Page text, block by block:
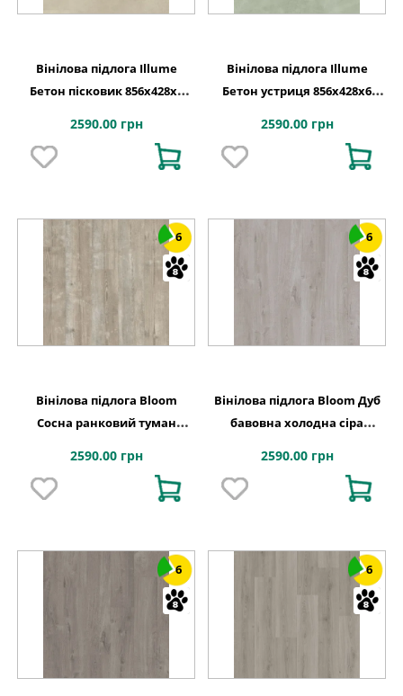
Вінілова підлога Illume
Бетон пісковик 856х428x6
2590.00 грн
Вінілова підлога Illume
Бетон устриця 856х428x6
2590.00 грн
6
Вінілова підлога Bloom
Сосна ранковий туман
2590.00 грн
6
Вінілова підлога Bloom Дуб
бавовна холодна сіра
2590.00 грн
6 6